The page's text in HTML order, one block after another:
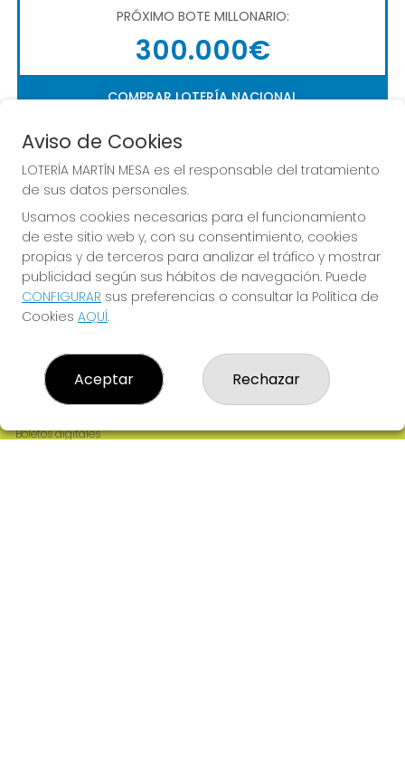
PRÓXIMO BOTE MILLONARIO:
300.000€
COMPRAR LOTERÍA NACIONAL
Imagen anterior
LOTERÍA MARTÍN MESA
Resultados
Contacto
Empresas
Boletos digitales
Aviso de Cookies
LOTERÍA MARTÍN MESA es el responsable del tratamiento
de sus datos personales.
Usamos cookies necesarias para el funcionamiento
de este sitio web y, con su consentimiento, cookies
propias y de terceros para analizar el tráfico y mostrar
publicidad según sus hábitos de navegación. Puede
CONFIGURAR sus preferencias o consultar la Política de
Cookies AQUÍ.
Aceptar Rechazar